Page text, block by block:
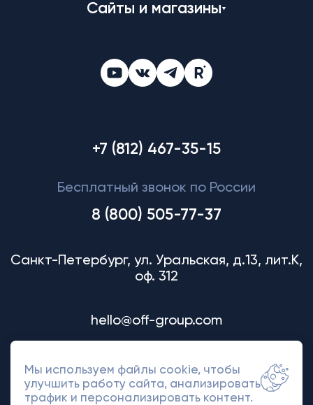
Сайты и магазины
+7 (812) 467-35-15
Бесплатный звонок по России
8 (800) 505-77-37
Санкт-Петербург, ул. Уральская, д.13, лит.К,
оф. 312
hello@off-group.com
Мы используем файлы cookie, чтобы
улучшить работу сайта, анализировать
трафик и персонализировать контент.